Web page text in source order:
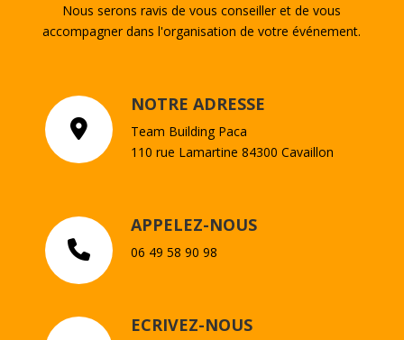
Nous serons ravis de vous conseiller et de vous
accompagner dans l'organisation de votre événement.
NOTRE ADRESSE
Team Building Paca
110 rue Lamartine 84300 Cavaillon
APPELEZ-NOUS
06 49 58 90 98
ECRIVEZ-NOUS